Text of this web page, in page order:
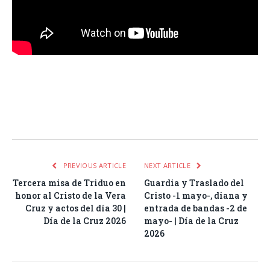
PREVIOUS ARTICLE
Tercera misa de Triduo en
honor al Cristo de la Vera
Cruz y actos del día 30 |
Día de la Cruz 2026
NEXT ARTICLE
Guardia y Traslado del
Cristo -1 mayo-, diana y
entrada de bandas -2 de
mayo- | Día de la Cruz
2026